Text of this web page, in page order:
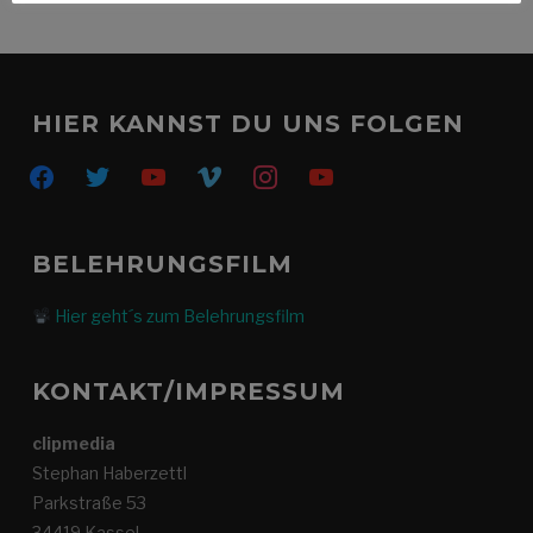
HIER KANNST DU UNS FOLGEN
facebooktwitter youtube vimeo instagramyoutube
BELEHRUNGSFILM
Hier geht´s zum Belehrungsfilm
KONTAKT/IMPRESSUM
clipmedia
Stephan Haberzettl
Parkstraße 53